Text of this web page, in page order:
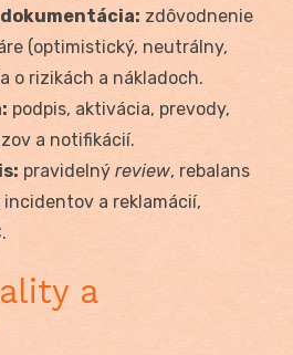
zdôvodnenie
(optimistický, neutrálny,
o rizikách a nákladoch.
podpis, aktivácia, prevody,
a notifikácií.
pravidelný review, rebalans
a reklamácií,
a